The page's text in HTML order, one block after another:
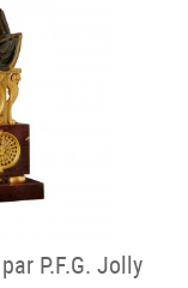
P.F.G. Jolly